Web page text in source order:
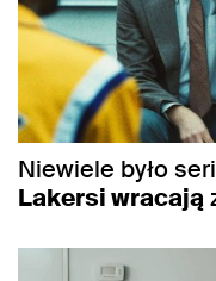
Niewiele było
Lakersi wracają